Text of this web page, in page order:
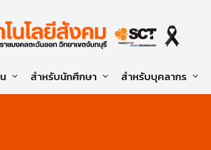
สำหรับนักศึกษา สำหรับบุคลากร